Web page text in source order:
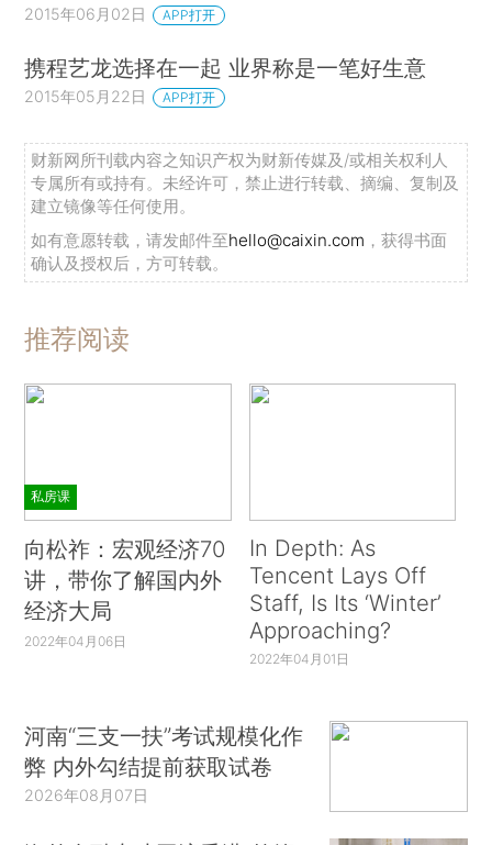
2015年06月02日 APP打开
携程艺龙选择在一起 业界称是一笔好生意
2015年05月22日 APP打开
财新网所刊载内容之知识产权为财新传媒及/或相关权利人
专属所有或持有。未经许可，禁止进行转载、摘编、复制及
建立镜像等任何使用。
如有意愿转载，请发邮件至hello@caixin.com ，获得书面
确认及授权后，方可转载。
推荐阅读
私房课
向松祚：宏观经济70
讲，带你了解国内外
经济大局
2022年04月06日
In Depth: As
Tencent Lays Off
Staff, Is Its ‘Winter’
Approaching?
2022年04月01日
河南“三支一扶”考试规模化作
弊 内外勾结提前获取试卷
2026年08月07日